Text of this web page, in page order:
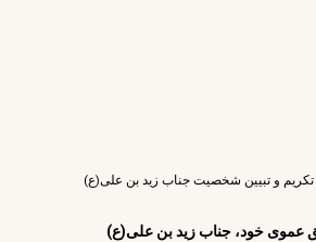
و تبیین شخصیت جناب زید بن علی(ع)
عموی خود، جناب زید بن علی(ع)